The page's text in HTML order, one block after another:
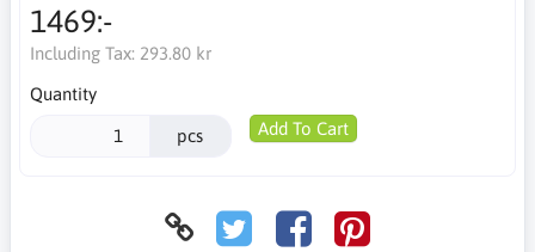
1469:-
Including Tax: 293.80 kr
Quantity
pcs Add To Cart